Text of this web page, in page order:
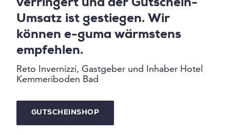
verringert und der Gutschein-
Umsatz ist gestiegen. Wir
können e-guma wärmstens
empfehlen.
Reto Invernizzi, Gastgeber und Inhaber Hotel
Kemmeriboden Bad
GUTSCHEINSHOP